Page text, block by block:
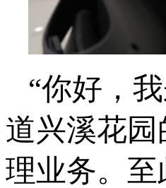
“你好，
道兴溪花
理业务。